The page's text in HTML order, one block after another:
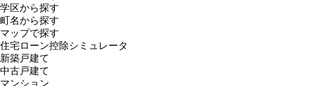
学区から探す
町名から探す
マップで探す
住宅ローン控除シミュレータ
新築戸建て
中古戸建て
マンション